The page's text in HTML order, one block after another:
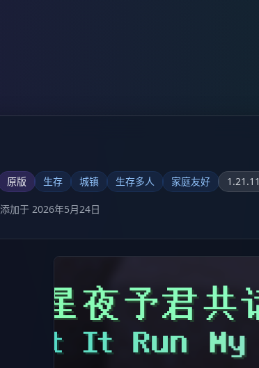
原版 生存 城镇 生存多人 家庭友好 1.21.11
添加于 2026年5月24日